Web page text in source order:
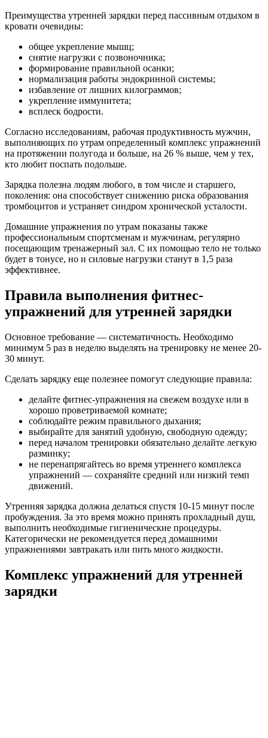
Преимущества утренней зарядки перед пассивным отдыхом в
кровати очевидны:
общее укрепление мышц;
снятие нагрузки с позвоночника;
формирование правильной осанки;
нормализация работы эндокринной системы;
избавление от лишних килограммов;
укрепление иммунитета;
всплеск бодрости.
Согласно исследованиям, рабочая продуктивность мужчин,
выполняющих по утрам определенный комплекс упражнений
на протяжении полугода и больше, на 26 % выше, чем у тех,
кто любит поспать подольше.
Зарядка полезна людям любого, в том числе и старшего,
поколения: она способствует снижению риска образования
тромбоцитов и устраняет синдром хронической усталости.
Домашние упражнения по утрам показаны также
профессиональным спортсменам и мужчинам, регулярно
посещающим тренажерный зал. С их помощью тело не только
будет в тонусе, но и силовые нагрузки станут в 1,5 раза
эффективнее.
Правила выполнения фитнес-
упражнений для утренней зарядки
Основное требование — систематичность. Необходимо
минимум 5 раз в неделю выделять на тренировку не менее 20-
30 минут.
Сделать зарядку еще полезнее помогут следующие правила:
делайте фитнес-упражнения на свежем воздухе или в
хорошо проветриваемой комнате;
соблюдайте режим правильного дыхания;
выбирайте для занятий удобную, свободную одежду;
перед началом тренировки обязательно делайте легкую
разминку;
не перенапрягайтесь во время утреннего комплекса
упражнений — сохраняйте средний или низкий темп
движений.
Утренняя зарядка должна делаться спустя 10-15 минут после
пробуждения. За это время можно принять прохладный душ,
выполнить необходимые гигиенические процедуры.
Категорически не рекомендуется перед домашними
упражнениями завтракать или пить много жидкости.
Комплекс упражнений для утренней
зарядки